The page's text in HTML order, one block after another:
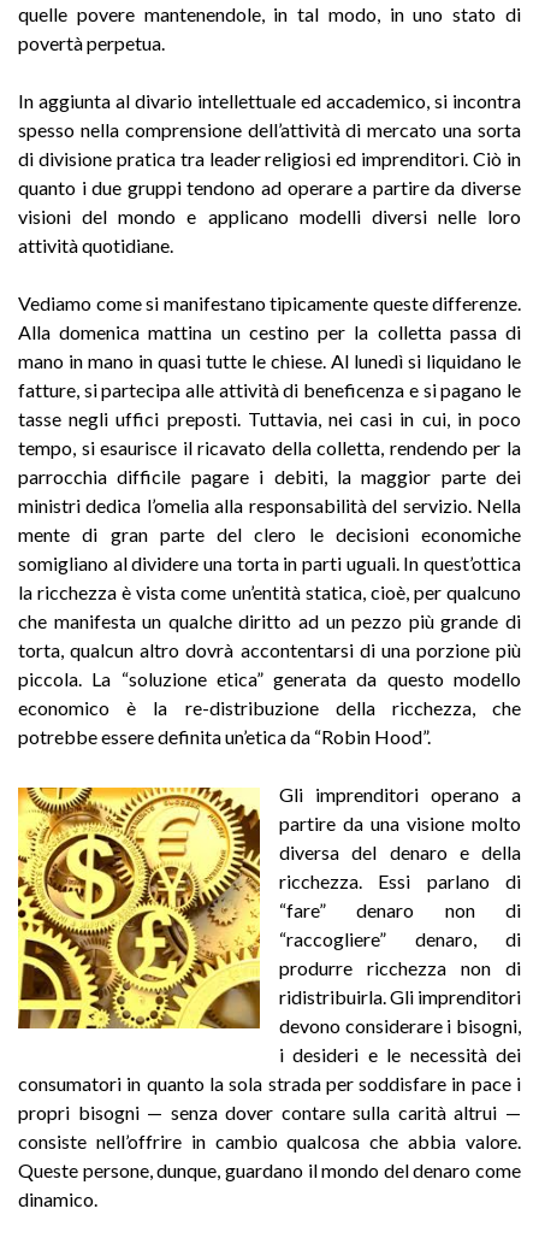
quelle povere mantenendole, in tal modo, in uno stato di
povertà perpetua.
In aggiunta al divario intellettuale ed accademico, si incontra
spesso nella comprensione dell’attività di mercato una sorta
di divisione pratica tra leader religiosi ed imprenditori. Ciò in
quanto i due gruppi tendono ad operare a partire da diverse
visioni del mondo e applicano modelli diversi nelle loro
attività quotidiane.
Vediamo come si manifestano tipicamente queste differenze.
Alla domenica mattina un cestino per la colletta passa di
mano in mano in quasi tutte le chiese. Al lunedì si liquidano le
fatture, si partecipa alle attività di beneficenza e si pagano le
tasse negli uffici preposti. Tuttavia, nei casi in cui, in poco
tempo, si esaurisce il ricavato della colletta, rendendo per la
parrocchia difficile pagare i debiti, la maggior parte dei
ministri dedica l’omelia alla responsabilità del servizio. Nella
mente di gran parte del clero le decisioni economiche
somigliano al dividere una torta in parti uguali. In quest’ottica
la ricchezza è vista come un’entità statica, cioè, per qualcuno
che manifesta un qualche diritto ad un pezzo più grande di
torta, qualcun altro dovrà accontentarsi di una porzione più
piccola. La “soluzione etica” generata da questo modello
economico è la re-distribuzione della ricchezza, che
potrebbe essere definita un’etica da “Robin Hood”.
Gli imprenditori operano a
partire da una visione molto
diversa del denaro e della
ricchezza. Essi parlano di
“fare” denaro non di
“raccogliere” denaro, di
produrre ricchezza non di
ridistribuirla. Gli imprenditori
devono considerare i bisogni,
i desideri e le necessità dei
consumatori in quanto la sola strada per soddisfare in pace i
propri bisogni — senza dover contare sulla carità altrui —
consiste nell’offrire in cambio qualcosa che abbia valore.
Queste persone, dunque, guardano il mondo del denaro come
dinamico.